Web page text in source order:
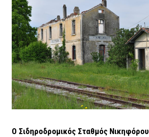
Ο Σιδηροδρομικός Σταθμός Νικηφόρου